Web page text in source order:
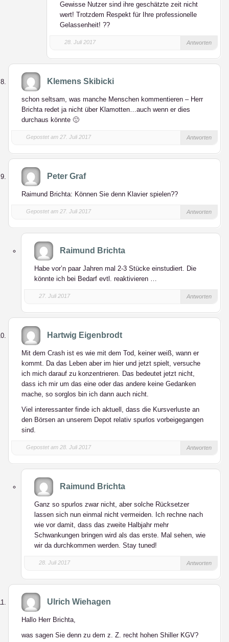
Gewisse Nutzer sind ihre geschätzte zeit nicht
wert! Trotzdem Respekt für Ihre professionelle
Gelassenheit! ??
28. Juli 2017 Antworten
Klemens Skibicki
schon seltsam, was manche Menschen kommentieren – Herr
Brichta redet ja nicht über Klamotten…auch wenn er dies
durchaus könnte 🙂
Gepostet am 27. Juli 2017 Antworten
Peter Graf
Raimund Brichta: Können Sie denn Klavier spielen??
Gepostet am 27. Juli 2017 Antworten
Raimund Brichta
Habe vor’n paar Jahren mal 2-3 Stücke einstudiert. Die
könnte ich bei Bedarf evtl. reaktivieren …
27. Juli 2017 Antworten
Hartwig Eigenbrodt
Mit dem Crash ist es wie mit dem Tod, keiner weiß, wann er
kommt. Da das Leben aber im hier und jetzt spielt, versuche
ich mich darauf zu konzentrieren. Das bedeutet jetzt nicht,
dass ich mir um das eine oder das andere keine Gedanken
mache, so sorglos bin ich dann auch nicht.
Viel interessanter finde ich aktuell, dass die Kursverluste an
den Börsen an unserem Depot relativ spurlos vorbeigegangen
sind.
Gepostet am 28. Juli 2017 Antworten
Raimund Brichta
Ganz so spurlos zwar nicht, aber solche Rücksetzer
lassen sich nun einmal nicht vermeiden. Ich rechne nach
wie vor damit, dass das zweite Halbjahr mehr
Schwankungen bringen wird als das erste. Mal sehen, wie
wir da durchkommen werden. Stay tuned!
28. Juli 2017 Antworten
Ulrich Wiehagen
Hallo Herr Brichta,
was sagen Sie denn zu dem z. Z. recht hohen Shiller KGV?